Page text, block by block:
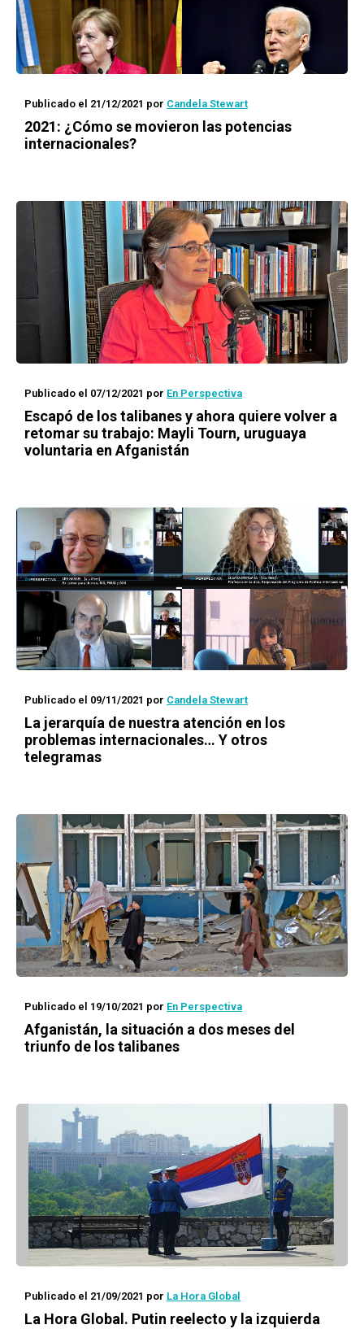
Publicado el 21/12/2021 por Candela Stewart
2021: ¿Cómo se movieron las potencias
internacionales?
Publicado el 07/12/2021 por En Perspectiva
Escapó de los talibanes y ahora quiere volver a
retomar su trabajo: Mayli Tourn, uruguaya
voluntaria en Afganistán
Publicado el 09/11/2021 por Candela Stewart
La jerarquía de nuestra atención en los
problemas internacionales… Y otros
telegramas
Publicado el 19/10/2021 por En Perspectiva
Afganistán, la situación a dos meses del
triunfo de los talibanes
Publicado el 21/09/2021 por La Hora Global
La Hora Global. Putin reelecto y la izquierda